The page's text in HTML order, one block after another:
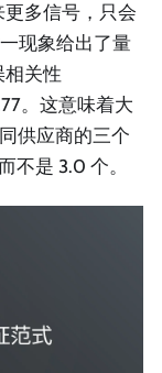
多信号，只会
现象给出了量
关性
。这意味着大
供应商的三个
不是 3.0 个。